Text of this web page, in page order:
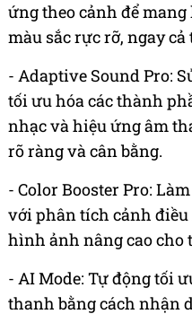
ứng theo cảnh để
màu sắc rực rỡ, ngay
- Adaptive Sound Pro:
tối ưu hóa các thành
nhạc và hiệu ứng âm
rõ ràng và cân bằng.
- Color Booster Pro:
với phân tích cảnh
hình ảnh nâng cao
- AI Mode: Tự động tối
thanh bằng cách nhận